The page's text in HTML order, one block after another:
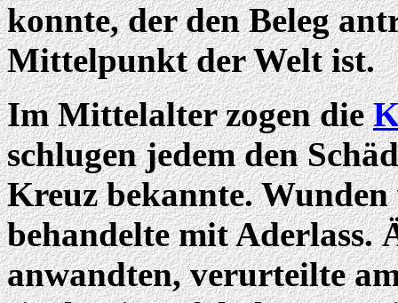
konnte, der den Beleg
Mittelpunkt der Welt ist.
Im Mittelalter zogen die
schlugen jedem den
Kreuz bekannte.
behandelte mit Aderlass.
anwandten, verurteilte